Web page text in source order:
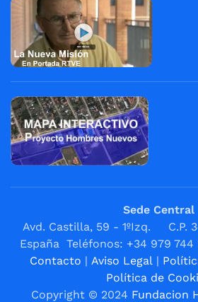
Sede Central
Avd. Castilla, 59 - 1ºIzq. C.P.
España Teléfonos: +34 979
Contacto | Aviso Legal |
Política de
Copyright © 2024 Fundacion